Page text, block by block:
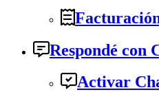
Respondé con
Activar